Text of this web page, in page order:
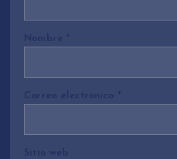
Nombre *
Correo electrónico *
Sitio web